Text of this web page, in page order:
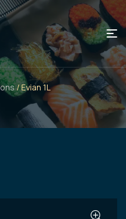
/ Evian 1L